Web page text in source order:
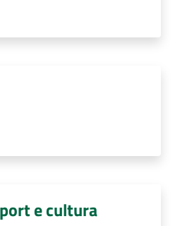
e cultura